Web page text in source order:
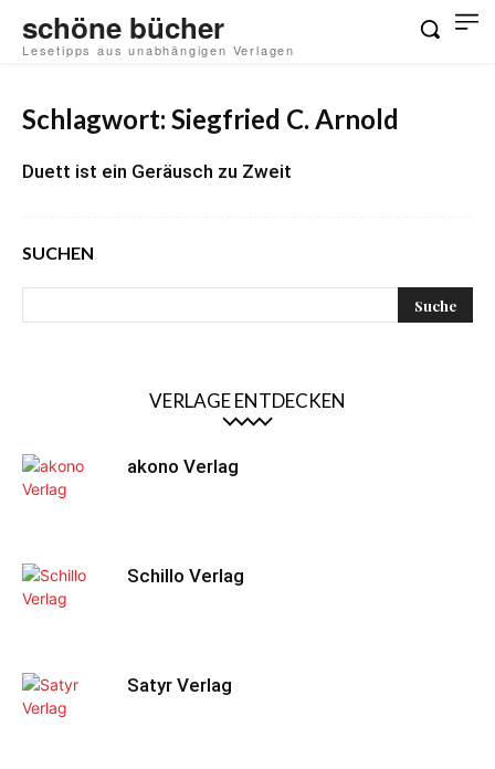
schöne bücher
Lesetipps aus unabhängigen Verlagen
Schlagwort: Siegfried C. Arnold
Duett ist ein Geräusch zu Zweit
SUCHEN
VERLAGE ENTDECKEN
akono Verlag
Schillo Verlag
Satyr Verlag